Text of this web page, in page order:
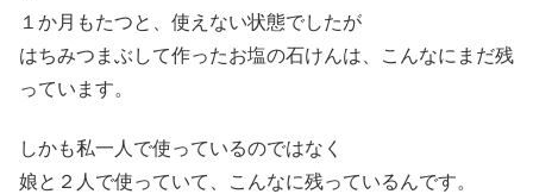
１か月もたつと、使えない状態でしたが
はちみつまぶして作ったお塩の石けんは、こんなにまだ残
っています。
しかも私一人で使っているのではなく
娘と２人で使っていて、こんなに残っているんです。